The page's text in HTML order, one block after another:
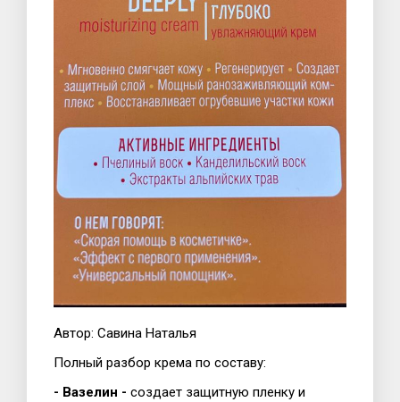
Автор: Савина Наталья
Полный разбор крема по составу:
- Вазелин - создает защитную пленку и